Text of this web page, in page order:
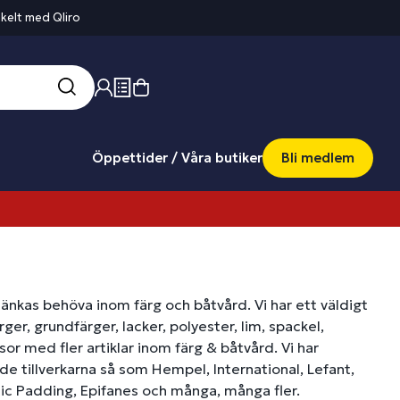
med Qliro
Öppettider / Våra butiker Bli medlem
behöva inom färg och båtvård. Vi har ett väldigt
grundfärger, lacker, polyester, lim, spackel,
med fler artiklar inom färg & båtvård. Vi har
tillverkarna så som Hempel, International, Lefant,
Padding, Epifanes och många, många fler.